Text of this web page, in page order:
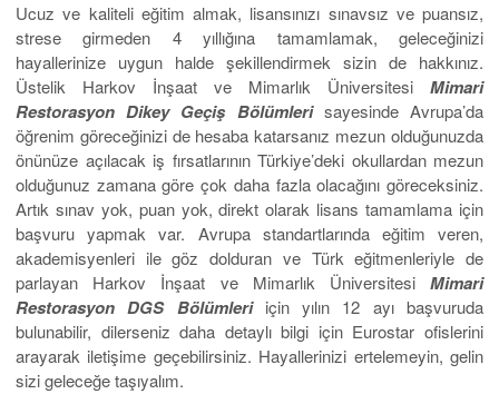
Ucuz ve kaliteli eğitim almak, lisansınızı sınavsız ve puansız,
strese girmeden 4 yıllığına tamamlamak, geleceğinizi
hayallerinize uygun halde şekillendirmek sizin de hakkınız.
Üstelik Harkov İnşaat ve Mimarlık Üniversitesi Mimari
Restorasyon Dikey Geçiş Bölümlerisayesinde Avrupa’da
öğrenim göreceğinizi de hesaba katarsanız mezun olduğunuzda
önünüze açılacak iş fırsatlarının Türkiye’deki okullardan mezun
olduğunuz zamana göre çok daha fazla olacağını göreceksiniz.
Artık sınav yok, puan yok, direkt olarak lisans tamamlama için
başvuru yapmak var. Avrupa standartlarında eğitim veren,
akademisyenleri ile göz dolduran ve Türk eğitmenleriyle de
parlayan Harkov İnşaat ve Mimarlık ÜniversitesiMimari
Restorasyon DGS Bölümleriiçin yılın 12 ayı başvuruda
bulunabilir, dilerseniz daha detaylı bilgi için Eurostar ofislerini
arayarak iletişime geçebilirsiniz. Hayallerinizi ertelemeyin, gelin
sizi geleceğe taşıyalım.